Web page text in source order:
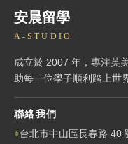
安晨留學
A-STUDIO
成立於 2007 年，專注英
助每一位學子順利踏上世
聯絡我們
⌖台北市中山區長春路 40